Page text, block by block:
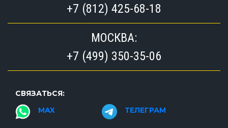
+7 (812) 425-68-18
МОСКВА:
+7 (499) 350-35-06
СВЯЗАТЬСЯ:
MAX
ТЕЛЕГРАМ